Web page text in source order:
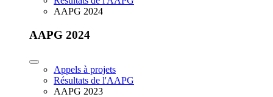
AAPG 2024
AAPG 2024
Appels à projets
Résultats de l'AAPG
AAPG 2023